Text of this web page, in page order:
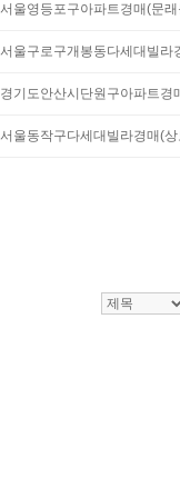
서울영등포구아파트경매(문
서울구로구개봉동다세대빌
경기도안산시단원구아파트
서울동작구다세대빌라경매(